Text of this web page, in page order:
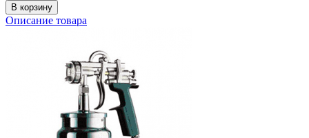
В корзину
Описание товара